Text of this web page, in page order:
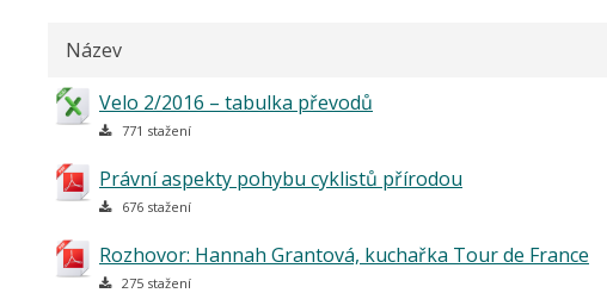
Název
Velo 2/2016 – tabulka převodů
771 stažení
Právní aspekty pohybu cyklistů přírodou
676 stažení
Rozhovor: Hannah Grantová, kuchařka Tour de France
275 stažení